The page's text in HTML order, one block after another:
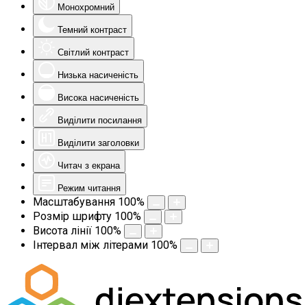
Монохромний
Темний контраст
Світлий контраст
Низька насиченість
Висока насиченість
Виділити посилання
Виділити заголовки
Читач з екрана
Режим читання
Масштабування 100%
Розмір шрифту 100%
Висота лінії 100%
Інтервал між літерами 100%